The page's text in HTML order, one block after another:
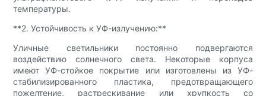
температуры.
**2. Устойчивость к УФ-излучению:**
Уличные светильники постоянно подвергаются
воздействию солнечного света. Некоторые корпуса
имеют УФ-стойкое покрытие или изготовлены из УФ-
стабилизированного пластика, предотвращающего
пожелтение, растрескивание или хрупкость со